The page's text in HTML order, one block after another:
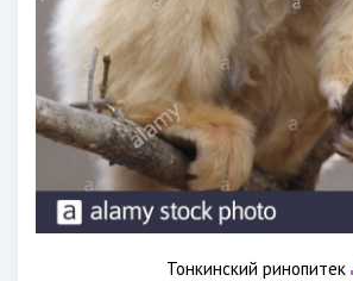
Тонкинский ринопитек